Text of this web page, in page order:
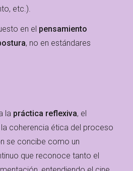
etc.).
en el pensamiento
, no en estándares
la práctica reflexiva, el
coherencia ética del proceso
se concibe como un
que reconoce tanto el